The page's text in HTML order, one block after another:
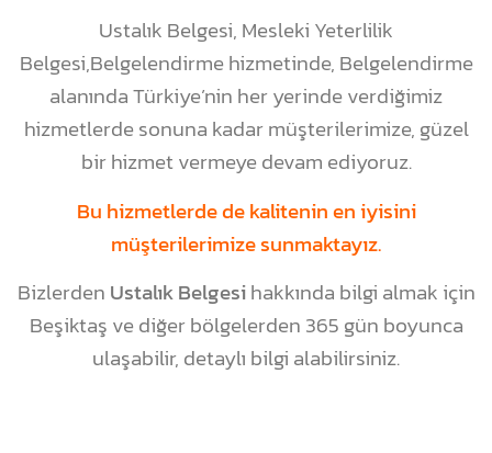
Ustalık Belgesi, Mesleki Yeterlilik
Belgesi,Belgelendirme hizmetinde, Belgelendirme
alanında Türkiye’nin her yerinde verdiğimiz
hizmetlerde sonuna kadar müşterilerimize, güzel
bir hizmet vermeye devam ediyoruz.
Bu hizmetlerde de kalitenin en iyisini
müşterilerimize sunmaktayız.
Bizlerden Ustalık Belgesihakkında bilgi almak için
Beşiktaş ve diğer bölgelerden 365 gün boyunca
ulaşabilir, detaylı bilgi alabilirsiniz.